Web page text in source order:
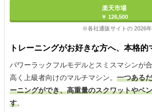
楽天市場
￥ 126,500
※各社通販サイトの 2026
トレーニングがお好きな方へ、本格的
パワーラックフルモデルとスミスマシンが
高く上級者向けのマルチマシン。 一つある
ーニングができ、高重量のスクワットやベ
す。